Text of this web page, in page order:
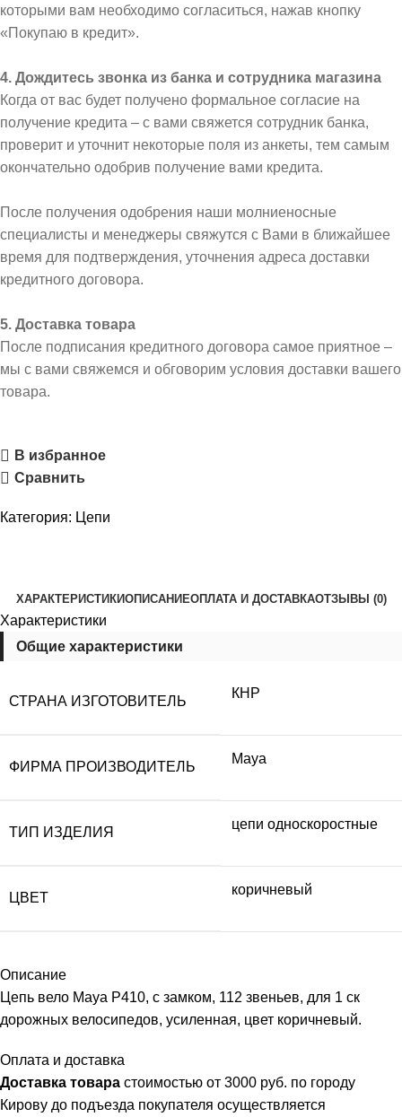
которыми вам необходимо согласиться, нажав кнопку
«Покупаю в кредит».
4. Дождитесь звонка из банка и сотрудника магазина
Когда от вас будет получено формальное согласие на
получение кредита – с вами свяжется сотрудник банка,
проверит и уточнит некоторые поля из анкеты, тем самым
окончательно одобрив получение вами кредита.
После получения одобрения наши молниеносные
специалисты и менеджеры свяжутся с Вами в ближайшее
время для подтверждения, уточнения адреса доставки
кредитного договора.
5. Доставка товара
После подписания кредитного договора самое приятное –
мы с вами свяжемся и обговорим условия доставки вашего
товара.
В избранное
Сравнить
Категория: Цепи
ХАРАКТЕРИСТИКИОПИСАНИЕОПЛАТА И ДОСТАВКАОТЗЫВЫ (0)
Характеристики
Общие характеристики
СТРАНА ИЗГОТОВИТЕЛЬ
КНР
ФИРМА ПРОИЗВОДИТЕЛЬ
Maya
ТИП ИЗДЕЛИЯ
цепи односкоростные
ЦВЕТ
коричневый
Описание
Цепь вело Maya P410, с замком, 112 звеньев, для 1 ск
дорожных велосипедов, усиленная, цвет коричневый.
Оплата и доставка
Доставка товара стоимостью от 3000 руб. по городу
Кирову до подъезда покупателя осуществляется